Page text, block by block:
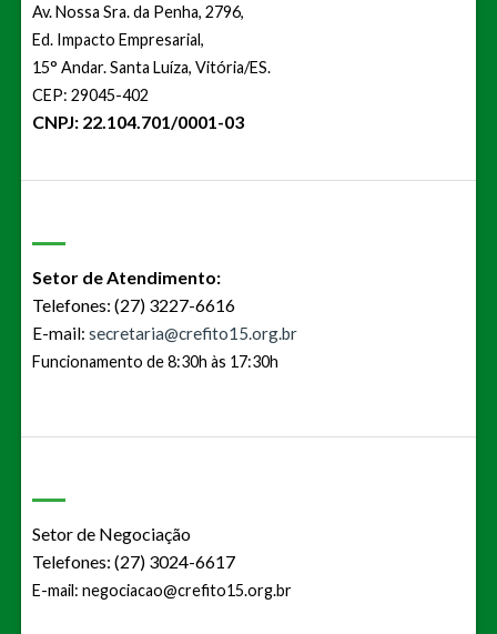
Av. Nossa Sra. da Penha, 2796,
Ed. Impacto Empresarial,
15° Andar. Santa Luíza, Vitória/ES.
CEP: 29045-402
CNPJ: 22.104.701/0001-03
Setor de Atendimento:
Telefones: (27) 3227-6616
E-mail: secretaria@crefito15.org.br
Funcionamento de 8:30h às 17:30h
Setor de Negociação
Telefones: (27) 3024-6617
E-mail: negociacao@crefito15.org.br